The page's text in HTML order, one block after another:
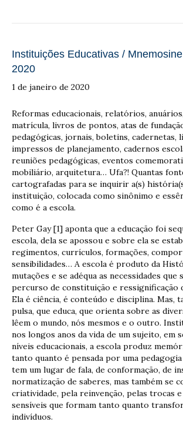
Instituições Educativas /
2020
1 de janeiro de 2020
Reformas educacionais, relatórios,
matrícula, livros de pontos, atas de
pedagógicas, jornais, boletins, cadernetas,
impressos de planejamento, cadernos
reuniões pedagógicas, eventos
mobiliário, arquitetura… Ufa?! Quantas
cartografadas para se inquirir a(s)
instituição, colocada como sinônimo e
como é a escola.
Peter Gay [1] aponta que a educação foi
escola, dela se apossou e sobre ela se
regimentos, currículos, formações,
sensibilidades… A escola é produto da
mutações e se adéqua as necessidades que
percurso de constituição e ressignificação
Ela é ciência, é conteúdo e disciplina. Mas,
pulsa, que educa, que orienta sobre as
lêem o mundo, nós mesmos e o outro.
nos longos anos da vida de um sujeito, em
níveis educacionais, a escola produz
tanto quanto é pensada por uma pedagogia
tem um lugar de fala, de conformação, de
normatização de saberes, mas também se
criatividade, pela reinvenção, pelas trocas
sensíveis que formam tanto quanto
indivíduos.